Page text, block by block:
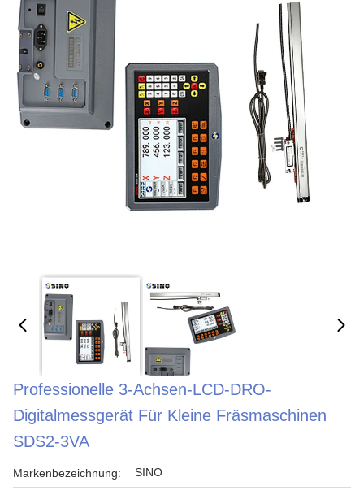
Professionelle 3-Achsen-LCD-DRO-
Digitalmessgerät Für Kleine Fräsmaschinen
SDS2-3VA
Markenbezeichnung: SINO